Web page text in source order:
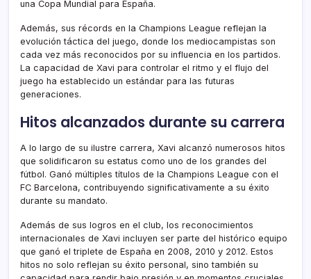
una Copa Mundial para España.
Además, sus récords en la Champions League reflejan la
evolución táctica del juego, donde los mediocampistas son
cada vez más reconocidos por su influencia en los partidos.
La capacidad de Xavi para controlar el ritmo y el flujo del
juego ha establecido un estándar para las futuras
generaciones.
Hitos alcanzados durante su carrera
A lo largo de su ilustre carrera, Xavi alcanzó numerosos hitos
que solidificaron su estatus como uno de los grandes del
fútbol. Ganó múltiples títulos de la Champions League con el
FC Barcelona, contribuyendo significativamente a su éxito
durante su mandato.
Además de sus logros en el club, los reconocimientos
internacionales de Xavi incluyen ser parte del histórico equipo
que ganó el triplete de España en 2008, 2010 y 2012. Estos
hitos no solo reflejan su éxito personal, sino también su